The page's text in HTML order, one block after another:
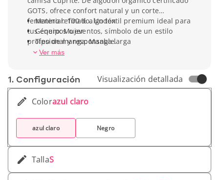
GOTS, ofrece confort natural y un corte
femenino refinado. Un textil premium ideal para
tus equipos o eventos, símbolo de un estilo
profesional y responsable.
Material: 100 % algodón
Género: Mujer
Tipo de manga: Manga larga
Peso unitario: 121 g
Ver más
1. Conf­iguración Visualización detallada
Colorazul claro
azul claro Negro
TallaS